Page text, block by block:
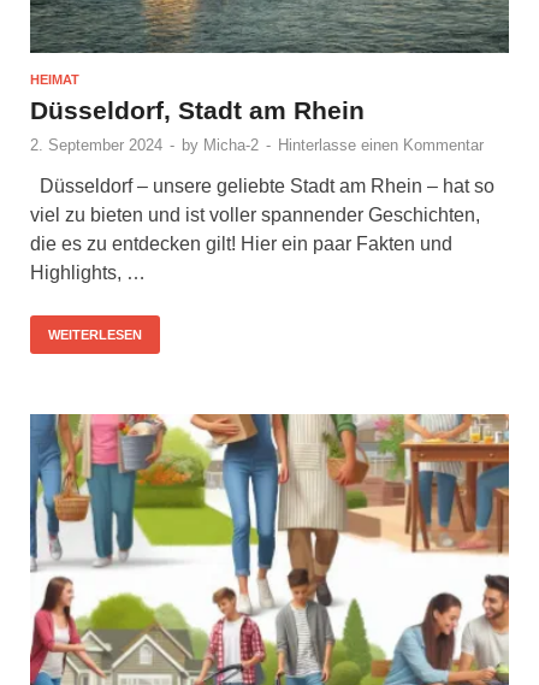
HEIMAT
Düsseldorf, Stadt am Rhein
2. September 2024 - by Micha-2 - Hinterlasse einen Kommentar
Düsseldorf – unsere geliebte Stadt am Rhein – hat so
viel zu bieten und ist voller spannender Geschichten,
die es zu entdecken gilt! Hier ein paar Fakten und
Highlights, …
WEITERLESEN